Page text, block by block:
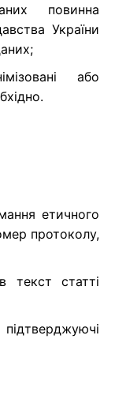
повинна
України
або
етичного
протоколу,
текст статті